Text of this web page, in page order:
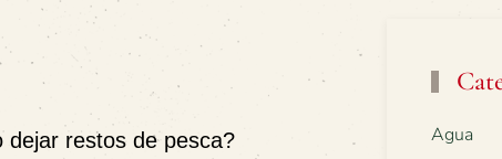
dejar restos de pesca?
Agua